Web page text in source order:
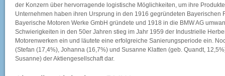
der Konzern über hervorragende logistische Möglichkeiten, um ihre
Unternehmen haben ihren Ursprung in den 1916 gegründeten Bayerischen
Bayerische Motoren Werke GmbH gründete und 1918 in die BMW AG
Schwierigkeiten in den 50er Jahren stieg im Jahr 1959 der Industrielle
Motorenwerken ein und läutete eine erfolgreiche Sanierungsperiode ein.
(Stefan (17,4%), Johanna (16,7%) und Susanne Klatten (geb. Quandt,
Susanne) der Aktiengesellschaft dar.